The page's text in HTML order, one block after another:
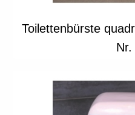
Toilettenbürste
Nr.